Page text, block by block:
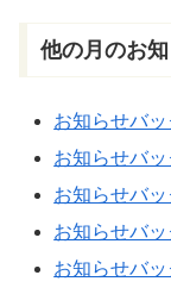
他の月 のお知
お知らせバ
お知らせバ
お知らせバ
お知らせバ
お知らせバ